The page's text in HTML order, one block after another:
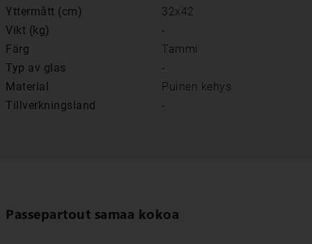
Yttermått (cm)
32x42
Vikt (kg)
-
Färg
Tammi
Typ av glas
-
Material
Puinen kehys
Tillverkningsland
-
Passepartout samaa kokoa